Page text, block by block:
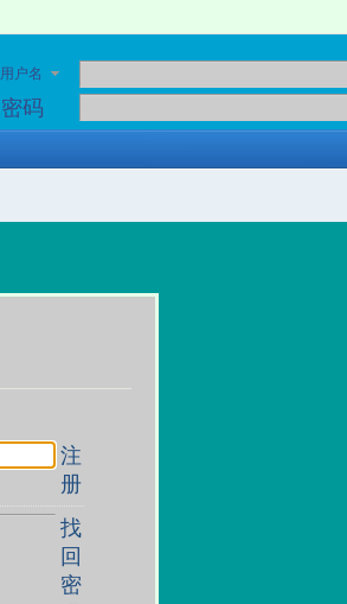
用户名
密码
注
册
找
回
密